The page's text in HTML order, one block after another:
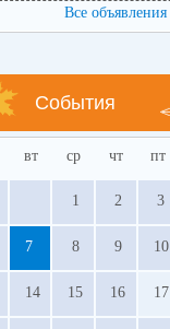
Все объявления
События
вт ср чт пт
1 2 3
7 8 9 10
14 15 16 17